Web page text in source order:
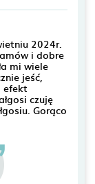
2024r.
i dobre
mi wiele
jeść,
efekt
czuję
Gorąco